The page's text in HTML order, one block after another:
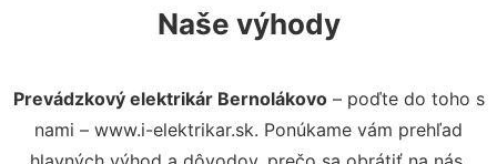
Naše výhody
Prevádzkový elektrikár Bernolákovo– poďte do toho s
nami – www.i-elektrikar.sk. Ponúkame vám prehľad